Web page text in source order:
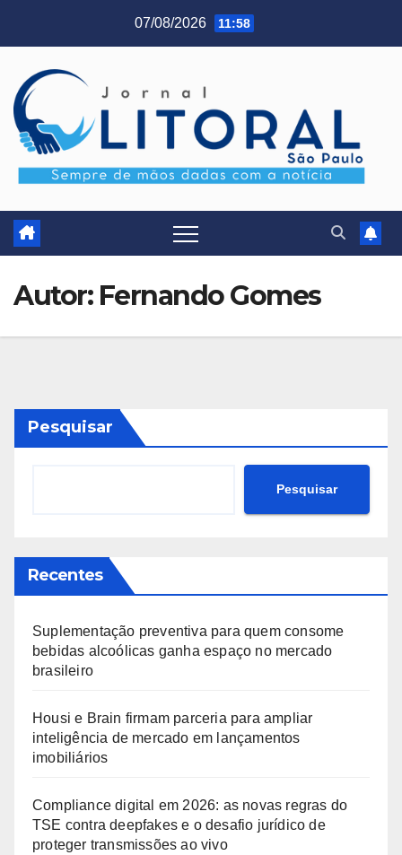
07/08/2026 11:58
Autor: Fernando Gomes
Pesquisar
Pesquisar
Recentes
Suplementação preventiva para quem consome
bebidas alcoólicas ganha espaço no mercado
brasileiro
Housi e Brain firmam parceria para ampliar
inteligência de mercado em lançamentos
imobiliários
Compliance digital em 2026: as novas regras do
TSE contra deepfakes e o desafio jurídico de
proteger transmissões ao vivo